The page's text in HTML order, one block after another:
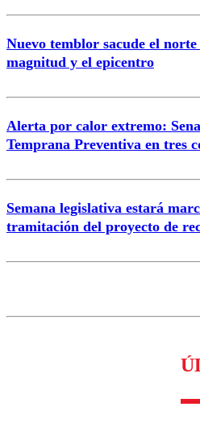
Nuevo temblor sacude el
magnitud y el epicentro
Alerta por calor extremo:
Temprana Preventiva en tres
Semana legislativa estará
tramitación del proyecto de